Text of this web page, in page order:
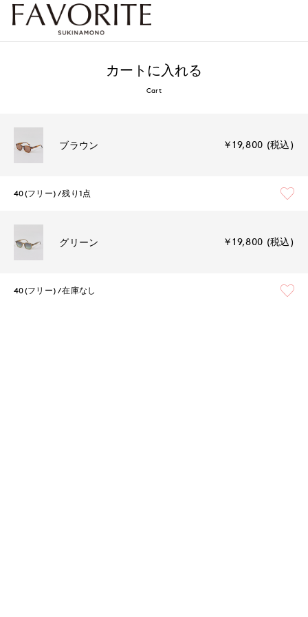
カートに入れる
Cart
ブラウン ￥19,800 (税込)
40(フリー) 残り1点
グリーン ￥19,800 (税込)
40(フリー) 在庫なし